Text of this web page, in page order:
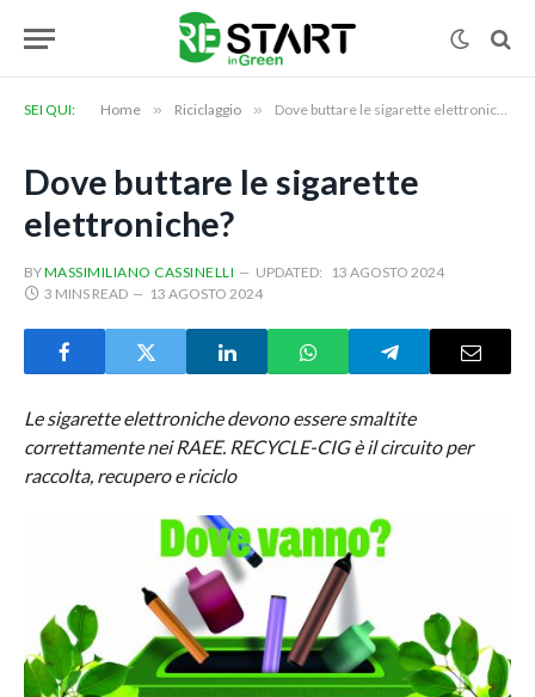
SEI QUI: Home » Riciclaggio » Dove buttare le sigarette elettroniche?
Dove buttare le sigarette
elettroniche?
BYMASSIMILIANO CASSINELLI UPDATED:
13 AGOSTO 2024
3 MINS READ
13 AGOSTO 2024
Le sigarette elettroniche devono essere smaltite
correttamente nei RAEE. RECYCLE-CIG è il circuito per
raccolta, recupero e riciclo